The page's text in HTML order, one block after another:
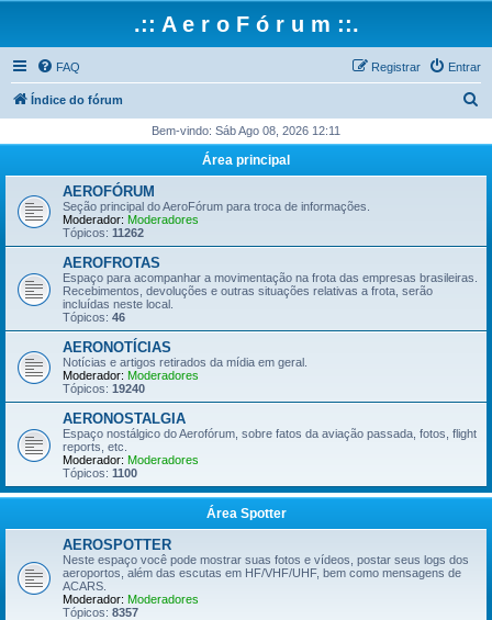
.:: A e r o F ó r u m ::.
FAQ Entrar
Registrar
Índice do fórum
q
Bem-vindo: Sáb Ago 08, 2026 12:11
Área principal
AEROFÓRUM
Seção principal do AeroFórum para troca de informações.
Moderador: Moderadores
Tópicos: 11262
AEROFROTAS
Espaço para acompanhar a movimentação na frota das empresas brasileiras.
Recebimentos, devoluções e outras situações relativas a frota, serão
incluídas neste local.
Tópicos: 46
AERONOTÍCIAS
Notícias e artigos retirados da mídia em geral.
Moderador: Moderadores
Tópicos: 19240
AERONOSTALGIA
Espaço nostálgico do Aerofórum, sobre fatos da aviação passada, fotos, flight
reports, etc.
Moderador: Moderadores
Tópicos: 1100
Área Spotter
AEROSPOTTER
Neste espaço você pode mostrar suas fotos e vídeos, postar seus logs dos
aeroportos, além das escutas em HF/VHF/UHF, bem como mensagens de
ACARS.
Moderador: Moderadores
Tópicos: 8357